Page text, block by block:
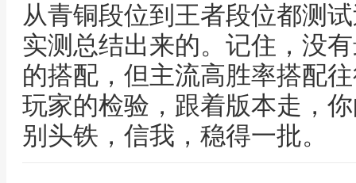
从青铜段位到王者段位都测
实测总结出来的。记住，没
的搭配，但主流高胜率搭配
玩家的检验，跟着版本走，
别头铁，信我，稳得一批。